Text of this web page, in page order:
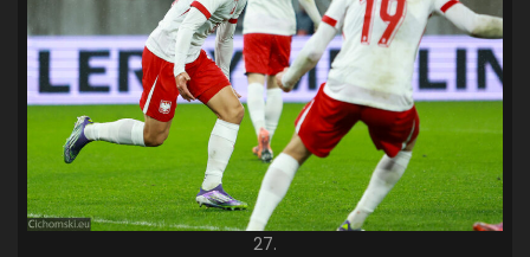
27.